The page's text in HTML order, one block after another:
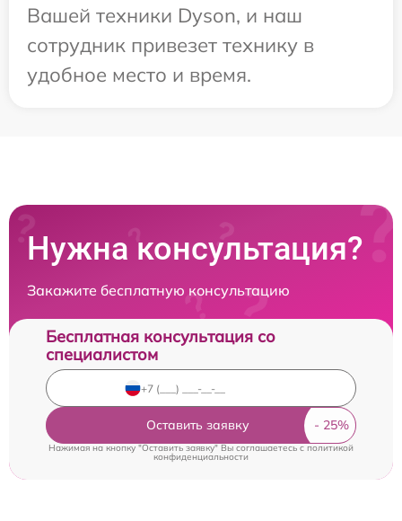
Вашей техники Dyson, и наш
сотрудник привезет технику в
удобное место и время.
Нужна консультация?
Закажите бесплатную консультацию
Бесплатная консультация со
специалистом
Оставить заявку
Нажимая на кнопку "Оставить заявку" Вы соглашаетесь cполитикой
конфиденциальности